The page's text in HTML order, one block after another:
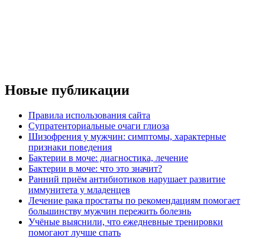
Новые публикации
Правила использования сайта
Супратенториальные очаги глиоза
Шизофрения у мужчин: симптомы, характерные
признаки поведения
Бактерии в моче: диагностика, лечение
Бактерии в моче: что это значит?
Ранний приём антибиотиков нарушает развитие
иммунитета у младенцев
Лечение рака простаты по рекомендациям помогает
большинству мужчин пережить болезнь
Учёные выяснили, что ежедневные тренировки
помогают лучше спать